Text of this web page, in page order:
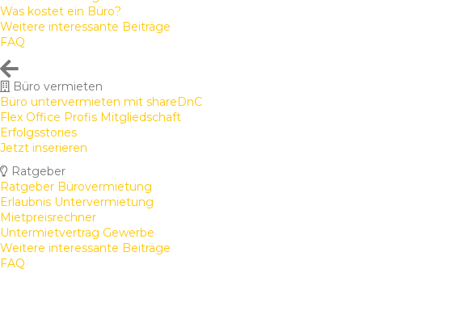
Was kostet ein Büro?
Weitere interessante Beiträge
FAQ
Büro vermieten
Büro untervermieten mit shareDnC
Flex Office Profis Mitgliedschaft
Erfolgsstories
Jetzt inserieren
Ratgeber
Ratgeber Bürovermietung
Erlaubnis Untervermietung
Mietpreisrechner
Untermietvertrag Gewerbe
Weitere interessante Beiträge
FAQ